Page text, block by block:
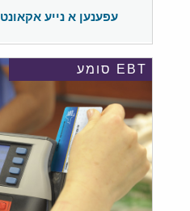
עפענען א נייע אקאונט
EBT סומע